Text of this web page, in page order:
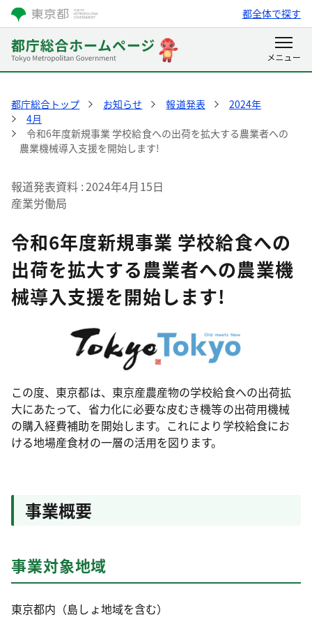
都全体で探す
都庁総合トップ お知らせ 報道発表
2024年
4月
令和6年度新規事業 学校給食への出荷を拡大する農業者への
農業機械導入支援を開始します!
報道発表資料 2024年4月15日
産業労働局
令和6年度新規事業 学校給食への
出荷を拡大する農業者への農業機
械導入支援を開始します!
この度、東京都は、東京産農産物の学校給食への出荷拡
大にあたって、省力化に必要な皮むき機等の出荷用機械
の購入経費補助を開始します。これにより学校給食にお
ける地場産食材の一層の活用を図ります。
事業概要
事業対象地域
東京都内（島しょ地域を含む）